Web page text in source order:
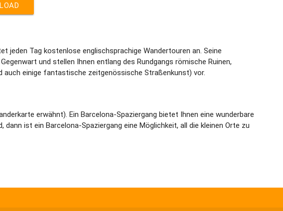
jeden Tag kostenlose englischsprachige Wandertouren an. Seine
und stellen Ihnen entlang des Rundgangs römische Ruinen,
auch einige fantastische zeitgenössische Straßenkunst) vor.
erwähnt). Ein Barcelona-Spaziergang bietet Ihnen eine wunderbare
ist ein Barcelona-Spaziergang eine Möglichkeit, all die kleinen Orte zu